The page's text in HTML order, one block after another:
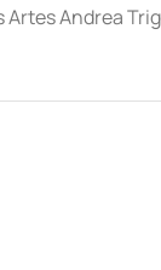
Artes Andrea